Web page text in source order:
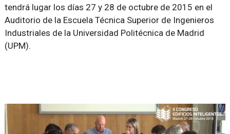
tendrá lugar los días 27 y 28 de octubre de 2015 en el
Auditorio de la Escuela Técnica Superior de Ingenieros
Industriales de la Universidad Politécnica de Madrid
(UPM).